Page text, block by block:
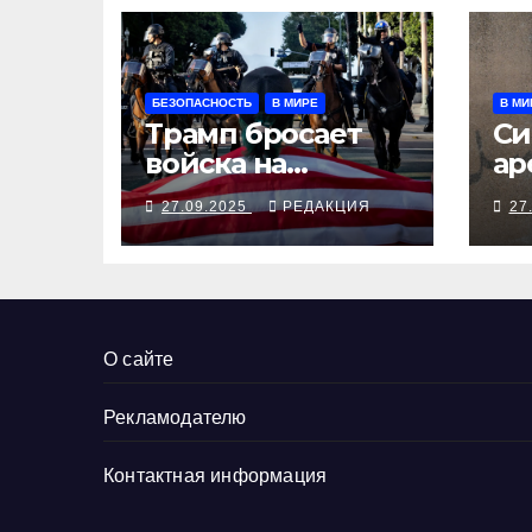
БЕЗОПАСНОСТЬ В МИРЕ
Трамп бросает
войска на
Портленд
27.09.2025 РЕДАКЦИЯ
В
О сайте
Рекламодателю
Контактная информация